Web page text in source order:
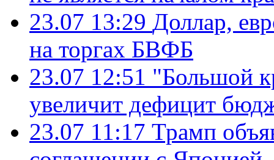
23.07 13:29 Доллар,
на торгах БВФБ
23.07 12:51 "Большой
увеличит дефицит
23.07 11:17 Трамп